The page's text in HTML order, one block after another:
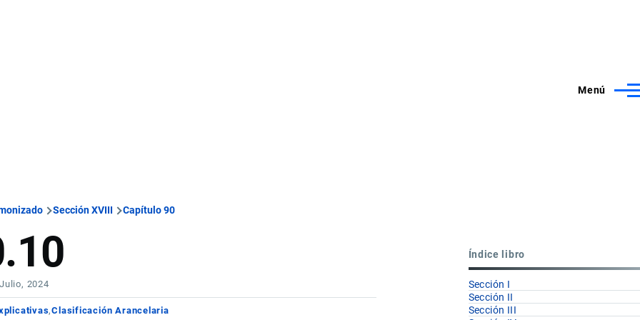
Menú
Sección XVIII Capítulo 90
2024
Clasificación Arancelaria
Índice libro
Sección I
Sección II
Sección III